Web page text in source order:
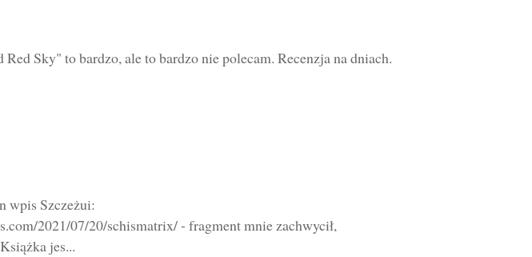
Red Sky" to bardzo, ale to bardzo nie polecam. Recenzja na dniach.
wpis Szczeżui:
2021/07/20/schismatrix/ - fragment mnie zachwycił,
jes...